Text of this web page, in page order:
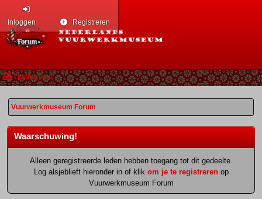
Hoofdmenu
Inloggen Registreren
Vuurwerkmuseum Forum
Waarschuwing!
Alleen geregistreerde leden hebben toegang tot dit gedeelte.
Log alsjeblieft hieronder in of klik om je te registrerenop
Vuurwerkmuseum Forum